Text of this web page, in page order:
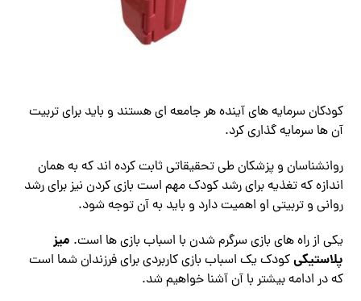
کودکان سرمایه های آینده هر جامعه ای هستند و باید برای تربیت
آن ها سرمایه گذاری کرد.
روانشناسان و پزشکان طی تحقیقاتی ثابت کرده اند که به همان
اندازه که تغذیه برای رشد کودک مهم است بازی کردن نیز برای رشد
روانی و تربیتی او اهمیت دارد و باید به آن توجه شود.
یکی از راه های بازی سرگرم شدن با اسباب بازی ها است. میز
پلاستیکیکودک یک اسباب بازی کاربردی برای فرزندان شما است
که در ادامه بیشتر با آن آشنا خواهیم شد.